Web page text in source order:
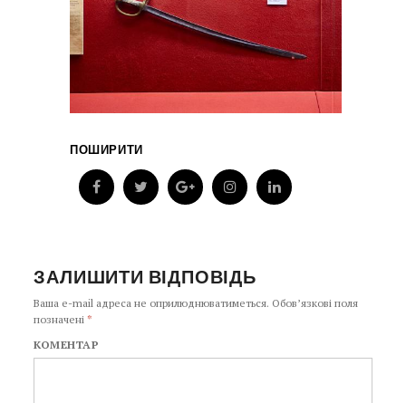
ПОШИРИТИ
ЗАЛИШИТИ ВІДПОВІДЬ
Ваша e-mail адреса не оприлюднюватиметься. Обов’язкові поля
позначені*
КОМЕНТАР